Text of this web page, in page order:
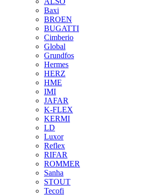
Baxi
BROEN
BUGATTI
Cimberio
Global
Grundfos
Hermes
HERZ
HME
IMI
JAFAR
K-FLEX
KERMI
LD
Luxor
Reflex
RIFAR
ROMMER
Sanha
STOUT
Tecofi